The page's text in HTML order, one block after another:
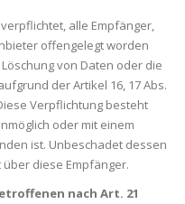
alle Empfänger,
offengelegt worden
von Daten oder die
der Artikel 16, 17 Abs.
Verpflichtung besteht
oder mit einem
ist. Unbeschadet dessen
diese Empfänger.
nach Art. 21